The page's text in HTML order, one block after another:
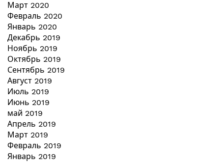
Март 2020
Февраль 2020
Январь 2020
Декабрь 2019
Ноябрь 2019
Октябрь 2019
Сентябрь 2019
Август 2019
Июль 2019
Июнь 2019
май 2019
Апрель 2019
Март 2019
Февраль 2019
Январь 2019